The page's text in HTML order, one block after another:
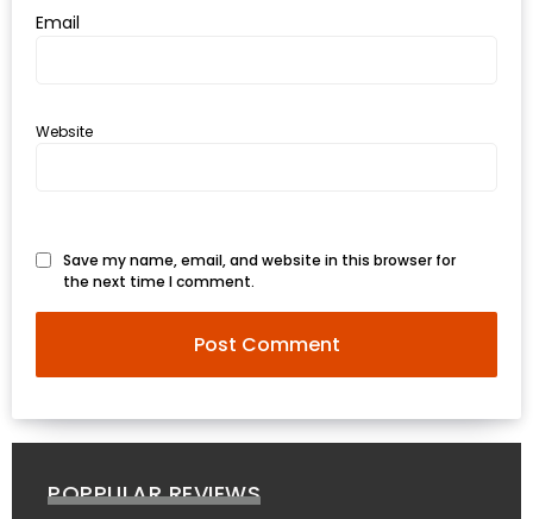
งด้วย
HUAWEI
PLUS
ร์ท
ที่
Email
Website
Save my name, email, and website in this browser for
the next time I comment.
POPPULAR REVIEWS